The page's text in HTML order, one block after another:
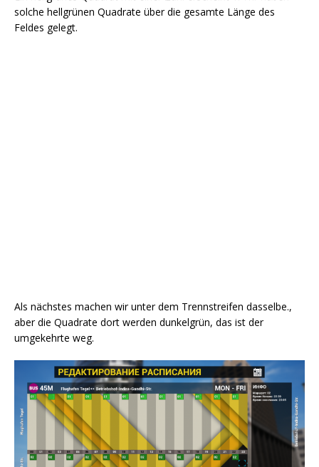
solche hellgrünen Quadrate über die gesamte Länge des
Feldes gelegt.
Als nächstes machen wir unter dem Trennstreifen dasselbe.,
aber die Quadrate dort werden dunkelgrün, das ist der
umgekehrte weg.